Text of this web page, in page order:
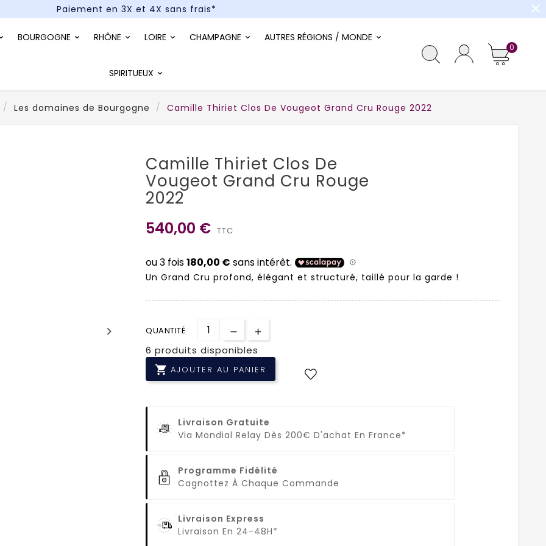
Paiement en 3X et 4X sans frais*
close
BOURGOGNE RHÔNE LOIRE CHAMPAGNE AUTRES RÉGIONS / MONDE
SPIRITUEUX
0
Les domaines de Bourgogne Camille Thiriet Clos De Vougeot Grand Cru Rouge 2022
keyboard_arrow_right
Camille Thiriet Clos De
Vougeot Grand Cru Rouge
2022
540,00 € TTC
Un Grand Cru profond, élégant et structuré, taillé pour la garde !
QUANTITÉ
6 produits disponibles
 AJOUTER AU PANIER
Livraison Gratuite
Via Mondial Relay Dès 200€ D'achat En France*
Programme Fidélité
Cagnottez À Chaque Commande
Livraison Express
Livraison En 24-48H*